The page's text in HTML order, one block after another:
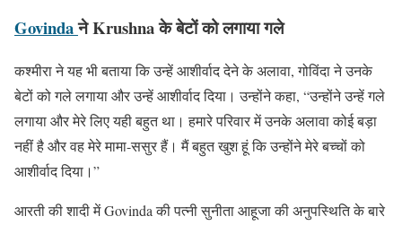
Govindaने Krushna के बेटों को लगाया गले
कश्मीरा ने यह भी बताया कि उन्हें आशीर्वाद देने के अलावा, गोविंदा ने उनके
बेटों को गले लगाया और उन्हें आशीर्वाद दिया। उन्होंने कहा, “उन्होंने उन्हें गले
लगाया और मेरे लिए यही बहुत था। हमारे परिवार में उनके अलावा कोई बड़ा
नहीं है और वह मेरे मामा-ससुर हैं। मैं बहुत खुश हूं कि उन्होंने मेरे बच्चों को
आशीर्वाद दिया।”
आरती की शादी में Govinda की पत्नी सुनीता आहूजा की अनुपस्थिति के बारे